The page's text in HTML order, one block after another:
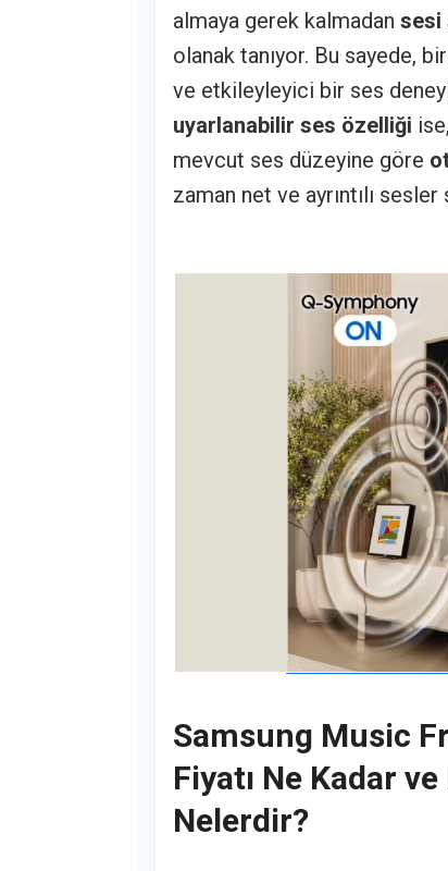
almaya gerek kalmadan sesi
olanak tanıyor. Bu sayede,
ve etkileyleyici bir ses
uyarlanabilir ses özelliği
mevcut ses düzeyine göre
zaman net ve ayrıntılı sesler
Samsung Music
Fiyatı Ne Kadar
Nelerdir?